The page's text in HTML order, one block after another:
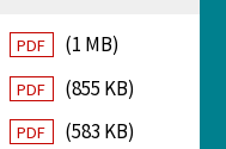
PDF
(1 MB)
PDF
(855 KB)
PDF (583 KB)